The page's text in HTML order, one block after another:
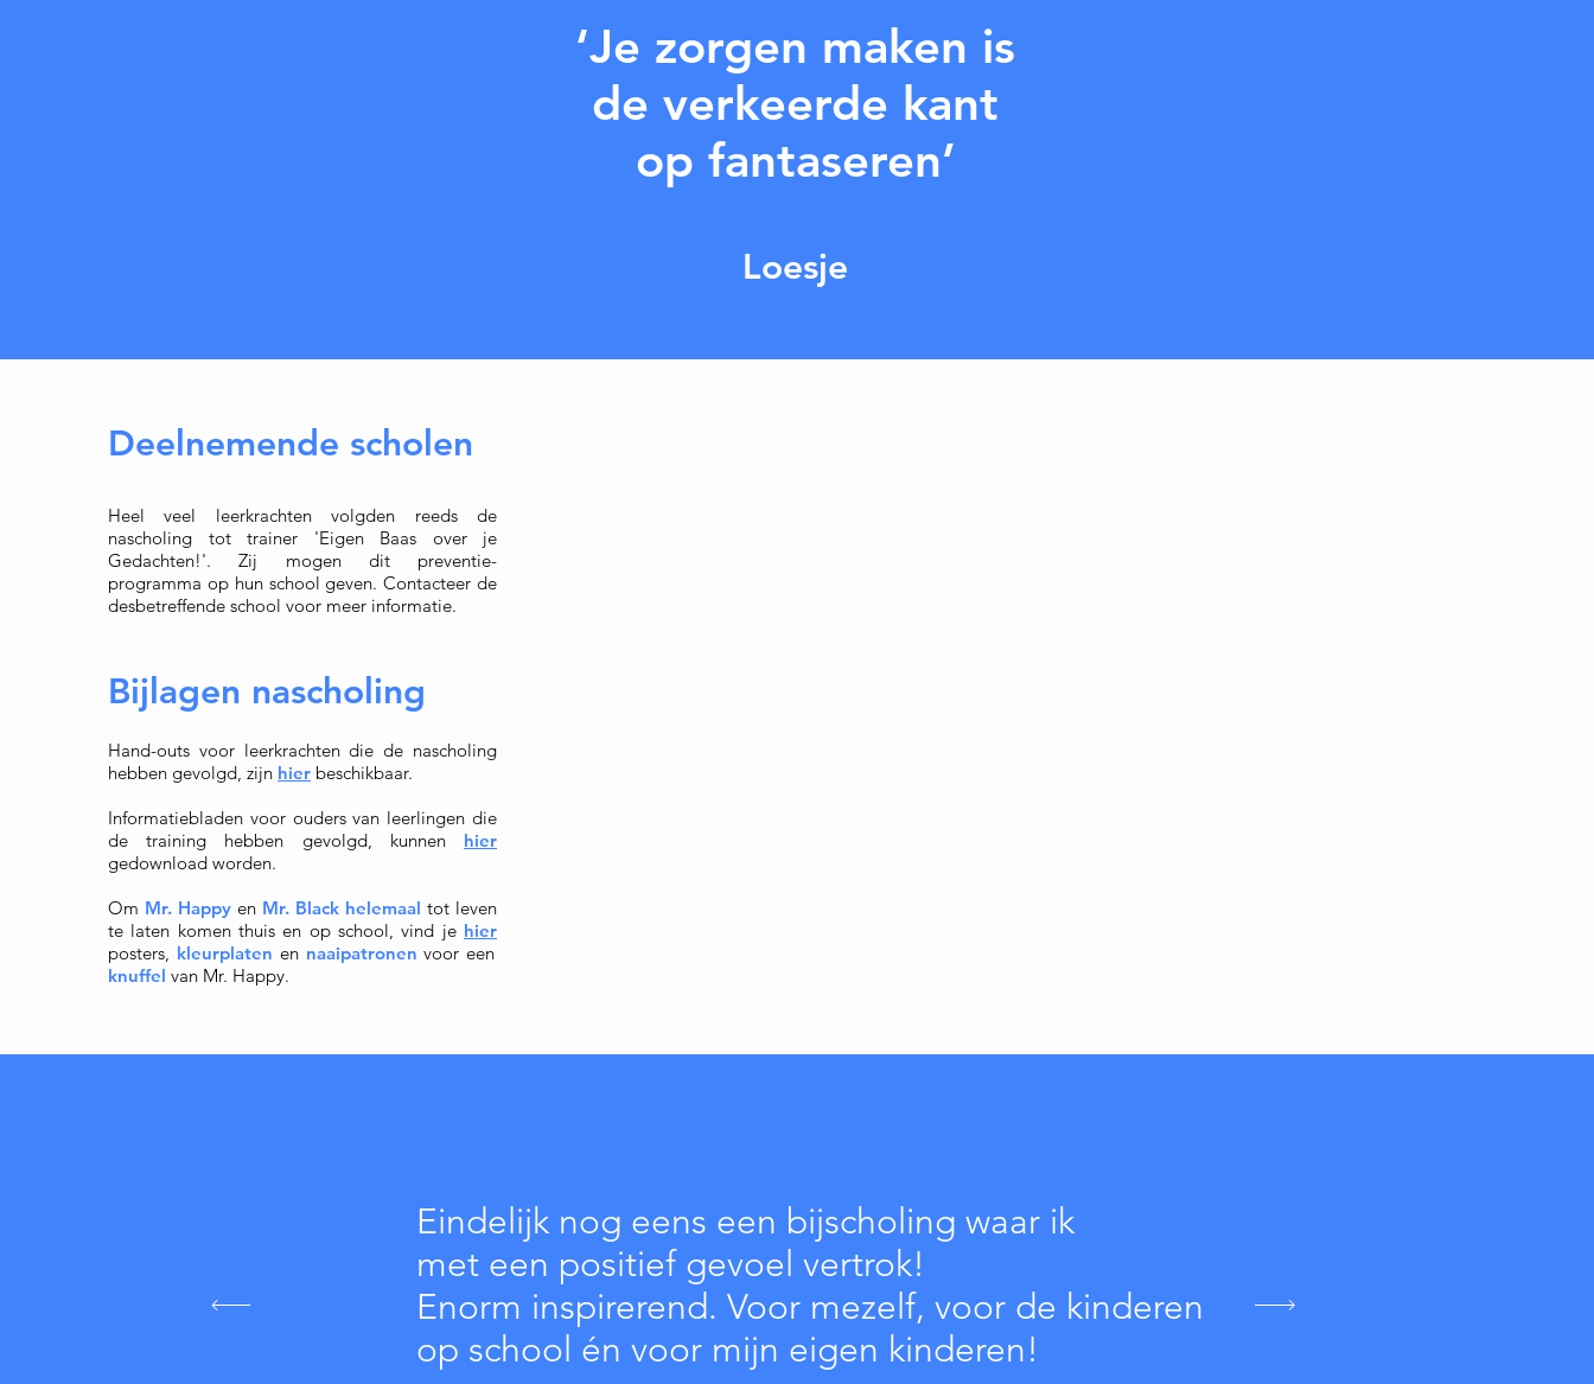
‘Je zorgen maken is
de verkeerde kant
op fantaseren’
Loesje
Deelnemende scholen
Heel veel leerkrachten volgden reeds de
nascholing tot trainer 'Eigen Baas over je
Gedachten!'. Zij mogen dit preventie-
programma op hun school geven. Contacteer de
desbetreffende school voor meer informatie.
Bijlagen nascholing
Hand-outs voor leerkrachten die de nascholing
hebben gevolgd, zijn hier beschikbaar.
Informatiebladen voor ouders van leerlingen die
de training hebben gevolgd, kunnen hier
gedownload worden.
Om Mr. Happy en Mr. Black helemaal tot leven
te laten komen thuis en op school, vind je hier
posters, kleurplaten en naaipatronen voor een
knuffel van Mr. Happy.
Eindelijk nog eens een bijscholing waar ik
met een positief gevoel vertrok!
Enorm inspirerend. Voor mezelf, voor de kinderen
op school én voor mijn eigen kinderen!